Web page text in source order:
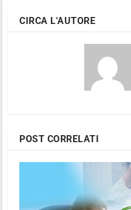
CIRCA L'AUTORE
POST CORRELATI